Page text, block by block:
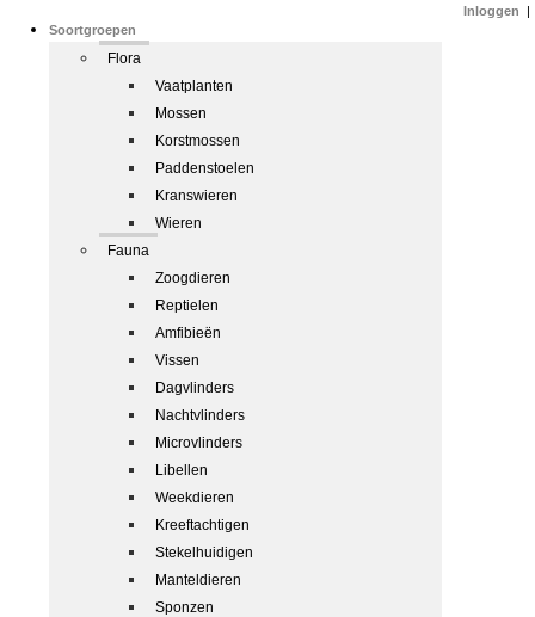
Soortgroepen
Flora
Vaatplanten
Mossen
Korstmossen
Paddenstoelen
Kranswieren
Wieren
Fauna
Zoogdieren
Reptielen
Amfibieën
Vissen
Dagvlinders
Nachtvlinders
Microvlinders
Libellen
Weekdieren
Kreeftachtigen
Stekelhuidigen
Manteldieren
Sponzen
Inloggen |